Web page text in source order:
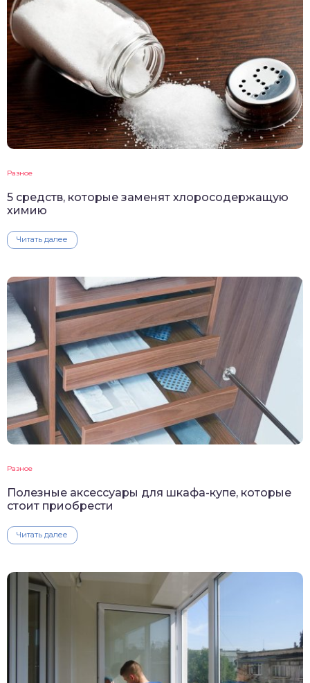
Разное
5 средств, которые заменят хлоросодержащую
химию
Читать далее
Разное
Полезные аксессуары для шкафа-купе, которые
стоит приобрести
Читать далее